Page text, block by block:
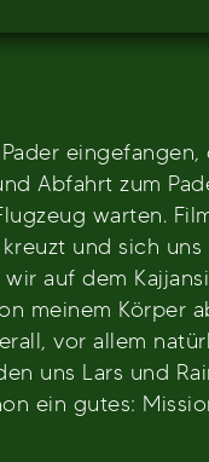
Abfahrt zum
warten.
und sich
auf dem
meinem Körper
vor allem
uns Lars und
ein gutes: